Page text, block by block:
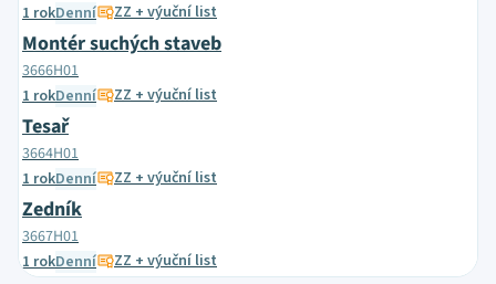
1 rokDenní ZZ + výuční list
Montér suchých staveb
3666H01
1 rokDenní ZZ + výuční list
Tesař
3664H01
1 rokDenní ZZ + výuční list
Zedník
3667H01
1 rokDenní ZZ + výuční list